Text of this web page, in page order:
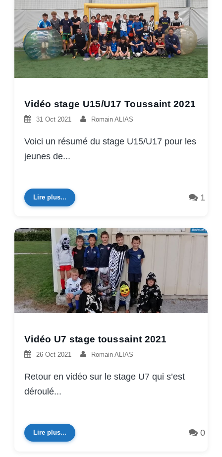
Vidéo stage U15/U17 Toussaint 2021
31 Oct 2021 Romain ALIAS
Voici un résumé du stage U15/U17 pour les
jeunes de...
Lire plus... 1
Vidéo U7 stage toussaint 2021
26 Oct 2021 Romain ALIAS
Retour en vidéo sur le stage U7 qui s’est
déroulé...
Lire plus... 0